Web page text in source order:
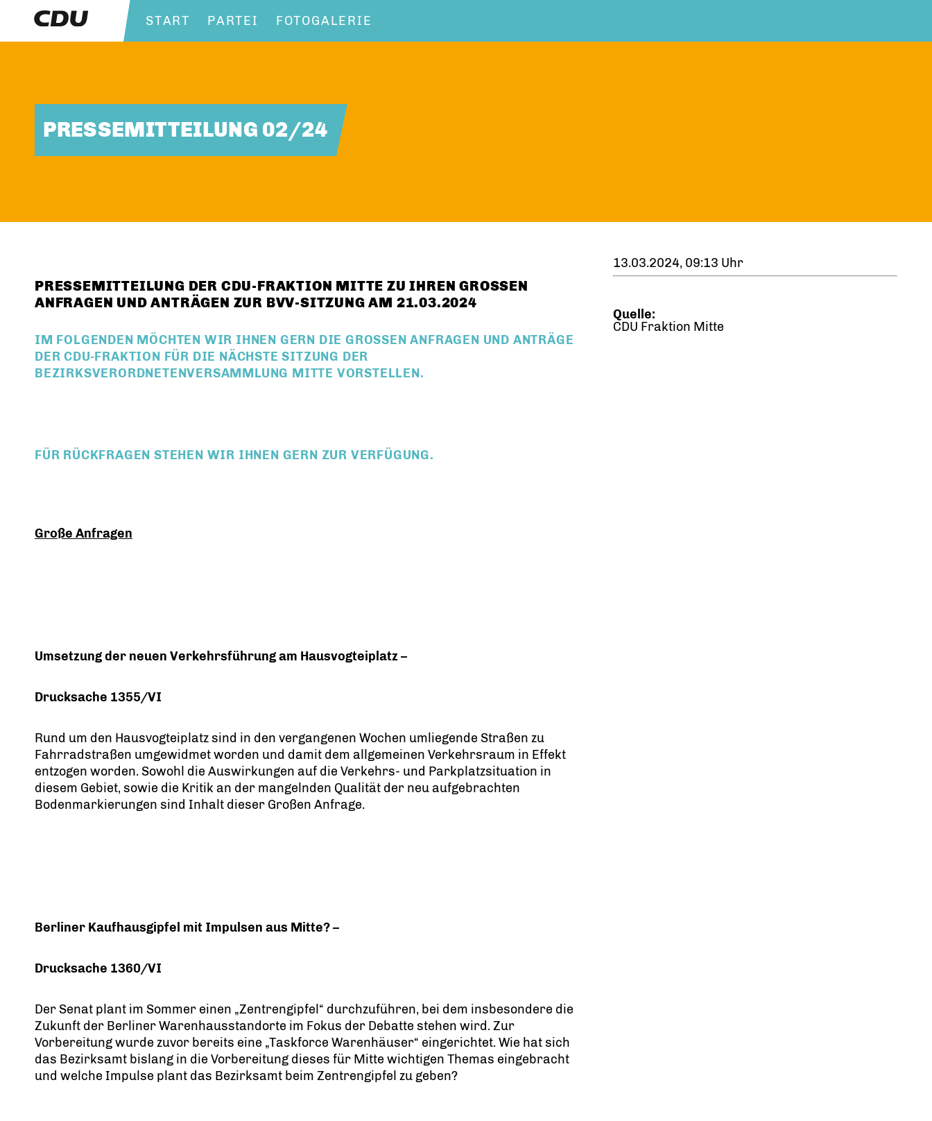
START PARTEI FOTOGALERIE
PRESSEMITTEILUNG 02/24
PRESSEMITTEILUNG DER CDU-FRAKTION MITTE ZU IHREN GROSSEN A
NFRAGEN UND ANTRÄGEN ZUR BVV-SITZUNG AM 21.03.2024
IM FOLGENDEN MÖCHTEN WIR IHNEN GERN DIE GROSSEN ANFRAGEN UND ANTRÄGE D
ER CDU-FRAKTION FÜR DIE NÄCHSTE SITZUNG DER B
EZIRKSVERORDNETENVERSAMMLUNG MITTE VORSTELLEN.
FÜR RÜCKFRAGEN STEHEN WIR IHNEN GERN ZUR VERFÜGUNG.
Große Anfragen
Umsetzung der neuen Verkehrsführung am Hausvogteiplatz –
Drucksache 1355/VI
Rund um den Hausvogteiplatz sind in den vergangenen Wochen umliegende Straßen zu
Fahrradstraßen umgewidmet worden und damit dem allgemeinen Verkehrsraum in Effekt
entzogen worden. Sowohl die Auswirkungen auf die Verkehrs- und Parkplatzsituation in
diesem Gebiet, sowie die Kritik an der mangelnden Qualität der neu aufgebrachten
Bodenmarkierungen sind Inhalt dieser Großen Anfrage.
Berliner Kaufhausgipfel mit Impulsen aus Mitte? –
Drucksache 1360/VI
Der Senat plant im Sommer einen „Zentrengipfel“ durchzuführen, bei dem insbesondere die
Zukunft der Berliner Warenhausstandorte im Fokus der Debatte stehen wird. Zur
Vorbereitung wurde zuvor bereits eine „Taskforce Warenhäuser“ eingerichtet. Wie hat sich
das Bezirksamt bislang in die Vorbereitung dieses für Mitte wichtigen Themas eingebracht
und welche Impulse plant das Bezirksamt beim Zentrengipfel zu geben?
13.03.2024, 09:13 Uhr
Quelle:
CDU Fraktion Mitte